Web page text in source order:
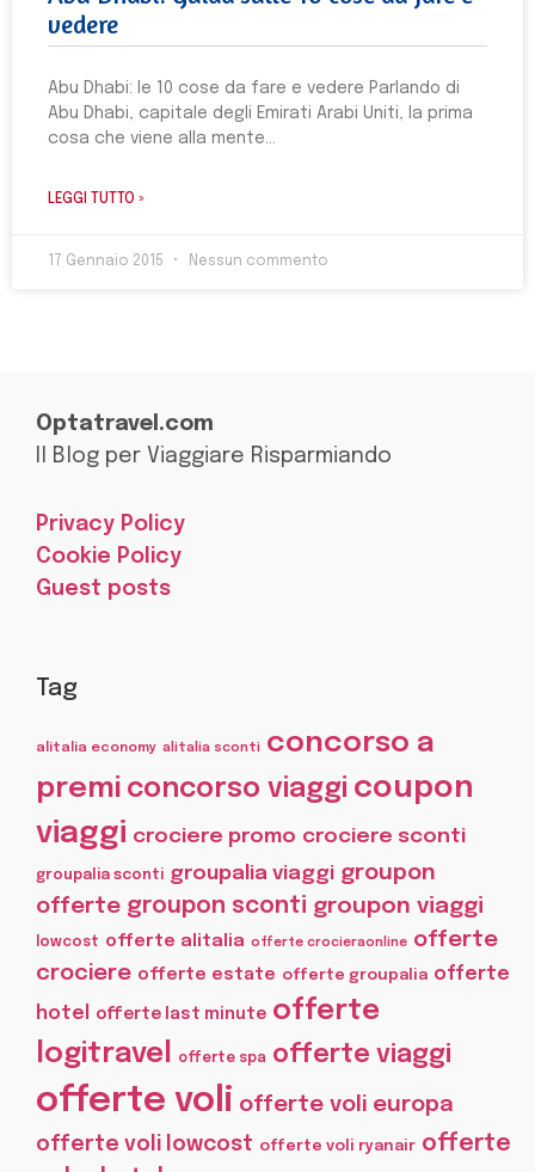
vedere
Abu Dhabi: le 10 cose da fare e vedere Parlando di
Abu Dhabi, capitale degli Emirati Arabi Uniti, la prima
cosa che viene alla mente
LEGGI TUTTO »
17 Gennaio 2015 Nessun commento
Optatravel.com
Il Blog per Viaggiare Risparmiando
Privacy Policy
Cookie Policy
Guest posts
Tag
alitalia economy alitalia sconti concorso a
premi concorso viaggi coupon
viaggi crociere promo crociere sconti
groupalia sconti groupalia viaggi groupon
offerte groupon sconti groupon viaggi
lowcost offerte alitalia offerte crocieraonline offerte
crociere offerte estate offerte groupalia offerte
hotel
offerte last minute offerte
logitravel offerte spa offerte viaggi
offerte voli offerte voli europa
offerte voli lowcost offerte voli ryanair offerte